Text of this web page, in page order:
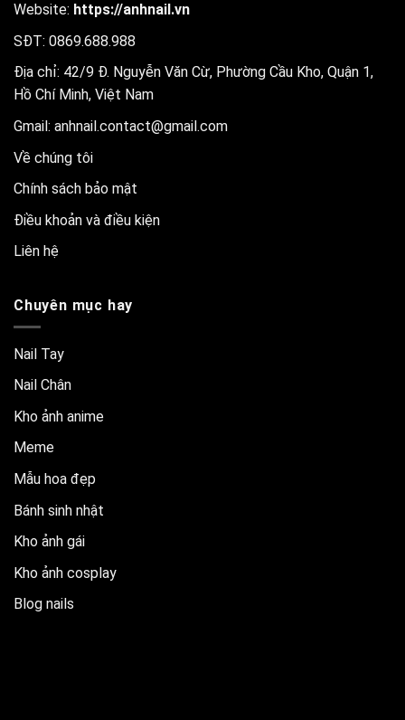
Website: https://anhnail.vn
SĐT: 0869.688.988
Địa chỉ: 42/9 Đ. Nguyễn Văn Cừ, Phường Cầu Kho, Quận 1,
Hồ Chí Minh, Việt Nam
Gmail: anhnail.contact@gmail.com
Về chúng tôi
Chính sách bảo mật
Điều khoản và điều kiện
Liên hệ
Chuyên mục hay
Nail Tay
Nail Chân
Kho ảnh anime
Meme
Mẫu hoa đẹp
Bánh sinh nhật
Kho ảnh gái
Kho ảnh cosplay
Blog nails